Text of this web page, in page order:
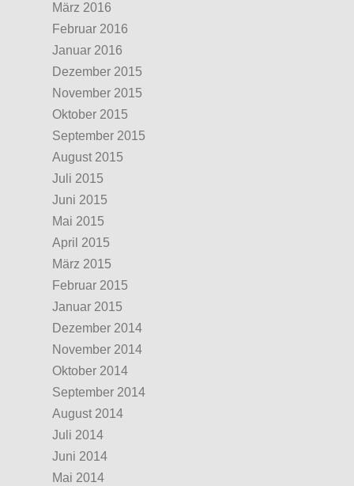
März 2016
Februar 2016
Januar 2016
Dezember 2015
November 2015
Oktober 2015
September 2015
August 2015
Juli 2015
Juni 2015
Mai 2015
April 2015
März 2015
Februar 2015
Januar 2015
Dezember 2014
November 2014
Oktober 2014
September 2014
August 2014
Juli 2014
Juni 2014
Mai 2014